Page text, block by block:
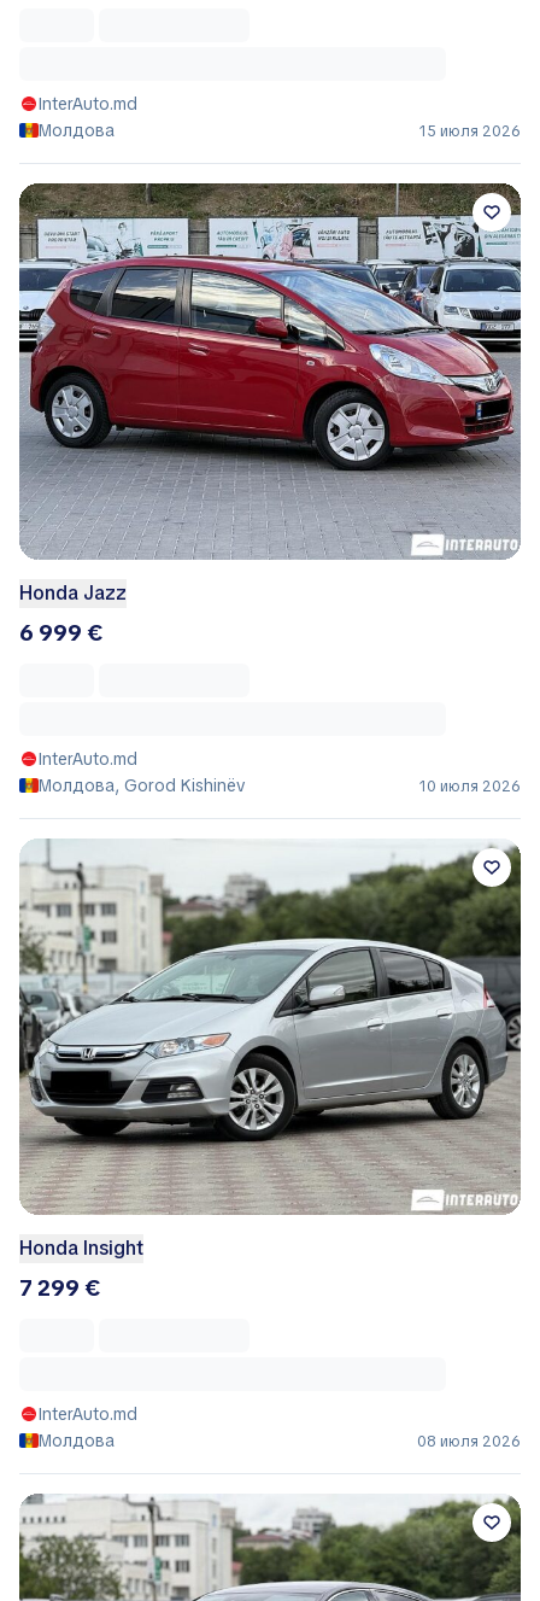
InterAuto.md
Молдова
15 июля 2026
Honda Jazz
6 999 €
InterAuto.md
Молдова, Gorod Kishinëv
10 июля 2026
Honda Insight
7 299 €
InterAuto.md
Молдова
08 июля 2026